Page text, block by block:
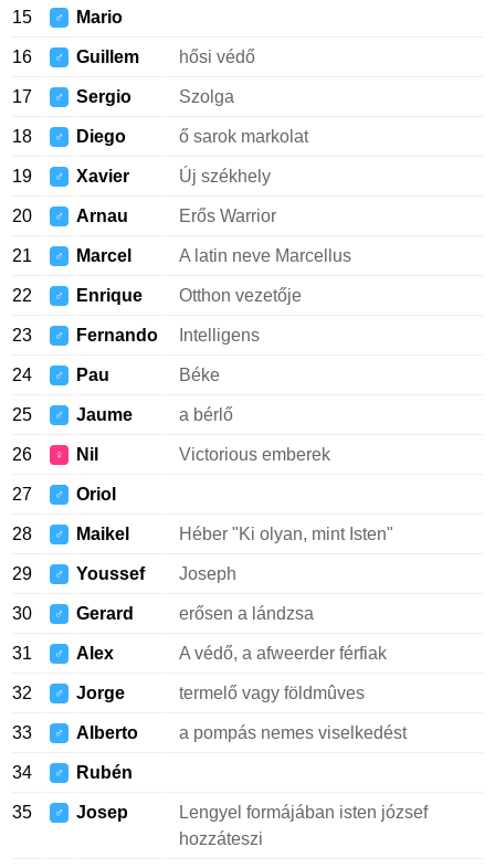
15 ♂ Mario
16 ♂ Guillem hősi védő
17 ♂ Sergio Szolga
18 ♂ Diego ő sarok markolat
19 ♂ Xavier Új székhely
20 ♂ Arnau Erős Warrior
21 ♂ Marcel A latin neve Marcellus
22 ♂ Enrique Otthon vezetője
23 ♂ Fernando Intelligens
24 ♂ Pau Béke
25 ♂ Jaume a bérlő
26 ♀ Nil Victorious emberek
27 ♂ Oriol
28 ♂ Maikel Héber "Ki olyan, mint Isten"
29 ♂ Youssef Joseph
30 ♂ Gerard erősen a lándzsa
31 ♂ Alex A védő, a afweerder férfiak
32 ♂ Jorge termelő vagy földmûves
33 ♂ Alberto a pompás nemes viselkedést
34 ♂ Rubén
35 ♂ Josep
Lengyel formájában isten józsef
hozzáteszi